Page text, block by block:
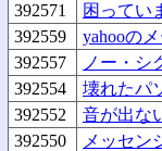
392571
困ってい
392559
yahooの
392557
ノー・シ
392554
壊れたパ
392552
音が出な
392550
メッセン